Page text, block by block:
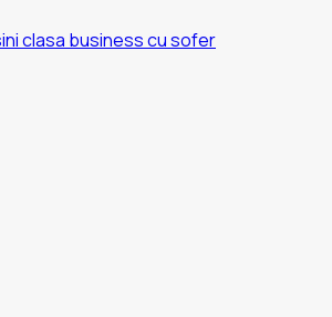
clasa business cu sofer